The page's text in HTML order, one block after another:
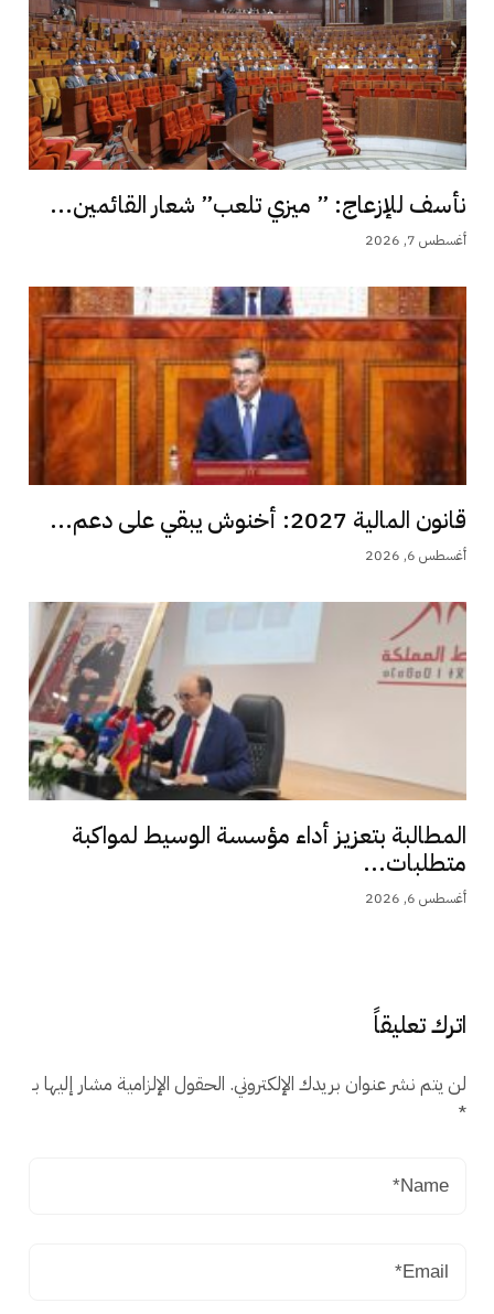
نأسف للإزعاج: ” ميزي تلعب” شعار القائمين...
أغسطس 7, 2026
قانون المالية 2027: أخنوش يبقي على دعم...
أغسطس 6, 2026
المطالبة بتعزيز أداء مؤسسة الوسيط لمواكبة
متطلبات...
أغسطس 6, 2026
اترك تعليقاً
لن يتم نشر عنوان بريدك الإلكتروني. الحقول الإلزامية مشار إليها بـ
*